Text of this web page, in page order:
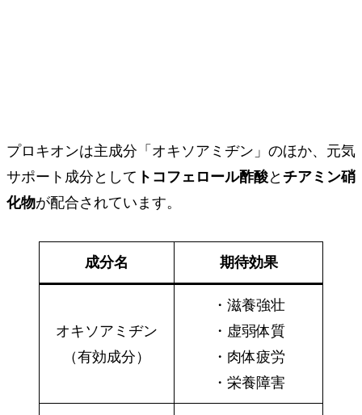
プロキオンは主成分「オキソアミヂン」のほか、元気
サポート成分として トコフェロール酢酸と チアミン硝
化物が配合されています。
成分名 期待効果
オキソアミヂン
（有効成分）
・滋養強壮
・虚弱体質
・肉体疲労
・栄養障害